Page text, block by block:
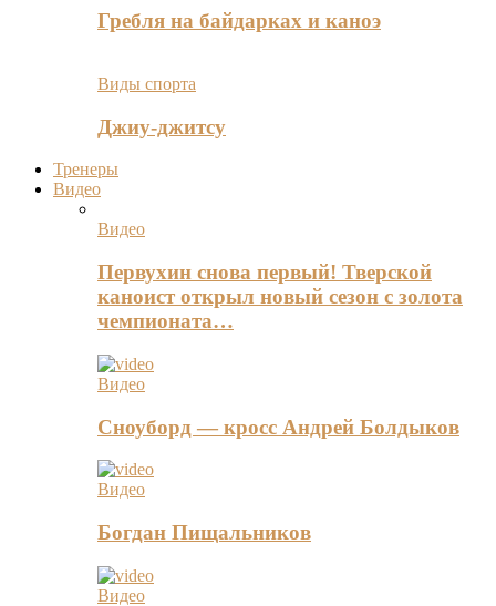
Гребля на байдарках и каноэ
Виды спорта
Джиу-джитсу
Тренеры
Видео
Видео
Первухин снова первый! Тверской
каноист открыл новый сезон с золота
чемпионата…
Видео
Сноуборд — кросс Андрей Болдыков
Видео
Богдан Пищальников
Видео